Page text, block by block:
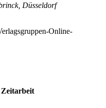
Düsseldorf
Online-